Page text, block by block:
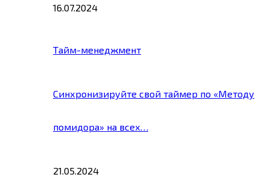
16.07.2024
Тайм-менеджмент
Синхронизируйте свой таймер по «Методу
помидора» на всех…
21.05.2024